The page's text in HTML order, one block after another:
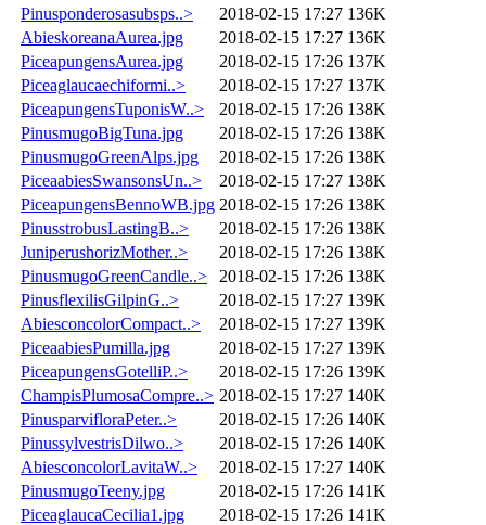
Pinusponderosasubsps..>
2018-02-15 17:27 136K
AbieskoreanaAurea.jpg
2018-02-15 17:27 136K
PiceapungensAurea.jpg
2018-02-15 17:26 137K
Piceaglaucaechiformi..>
2018-02-15 17:27 137K
PiceapungensTuponisW..>
2018-02-15 17:26 138K
PinusmugoBigTuna.jpg
2018-02-15 17:26 138K
PinusmugoGreenAlps.jpg
2018-02-15 17:26 138K
PiceaabiesSwansonsUn..>
2018-02-15 17:27 138K
PiceapungensBennoWB.jpg 2018-02-15 17:26 138K
PinusstrobusLastingB..>
2018-02-15 17:26 138K
JuniperushorizMother..>
2018-02-15 17:26 138K
PinusmugoGreenCandle..>
2018-02-15 17:26 138K
PinusflexilisGilpinG..>
2018-02-15 17:27 139K
AbiesconcolorCompact..>
2018-02-15 17:27 139K
PiceaabiesPumilla.jpg
2018-02-15 17:27 139K
PiceapungensGotelliP..>
2018-02-15 17:26 139K
ChampisPlumosaCompre..> 2018-02-15 17:27 140K
PinusparvifloraPeter..>
2018-02-15 17:26 140K
PinussylvestrisDilwo..>
2018-02-15 17:26 140K
AbiesconcolorLavitaW..>
2018-02-15 17:27 140K
PinusmugoTeeny.jpg
2018-02-15 17:26 141K
PiceaglaucaCecilia1.jpg
2018-02-15 17:26 141K